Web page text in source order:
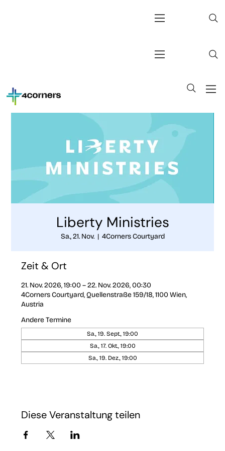
Liberty Ministries
Sa., 21. Nov.
  |
4Corners Courtyard
Zeit & Ort
21. Nov. 2026, 19:00 – 22. Nov. 2026, 00:30
4Corners Courtyard, Quellenstraße 159/18, 1100 Wien,
Austria
Andere Termine
Sa., 19. Sept., 19:00
Sa., 17. Okt., 19:00
Sa., 19. Dez., 19:00
Diese Veranstaltung teilen